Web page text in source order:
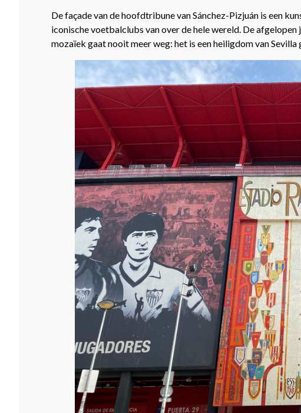
De façade van de hoofdtribune van Sánchez-Pizjuán is een
iconische voetbalclubs van over de hele wereld. De
mozaïek gaat nooit meer weg: het is een heiligdom van Sevilla